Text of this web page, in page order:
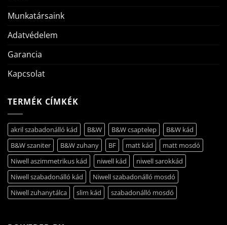
Munkatársaink
Adatvédelem
Garancia
Kapcsolat
TERMÉK CÍMKÉK
akril szabadonálló kád B&W B&W csaptelep
B&W kád
B&W szaniter
B&W zuhany BF matt kád
matt mosdó
Niwell aszimmetrikus kád
niwell kád
niwell sarokkád
Niwell szabadonálló kád
Niwell szabadonálló mosdó
Niwell zuhanytálca
slim kád szabadonálló mosdó